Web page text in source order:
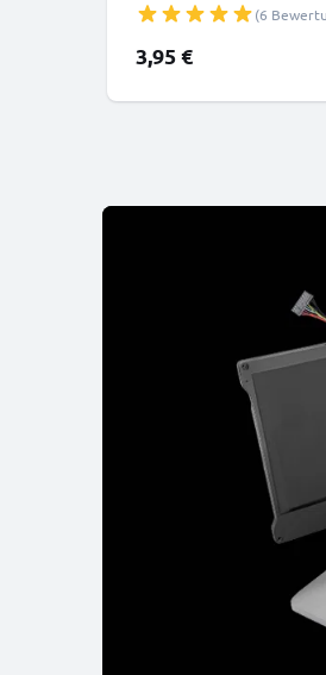
Canon, Panasonic Lumix,
GoPro uvm PVC schwarz
(6
3,95 €